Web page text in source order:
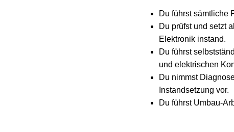
Du führst sämtliche
Du prüfst und setzt
Elektronik instand.
Du führst
und elektrischen
Du nimmst
Instandsetzung vor.
Du führst Umbau-